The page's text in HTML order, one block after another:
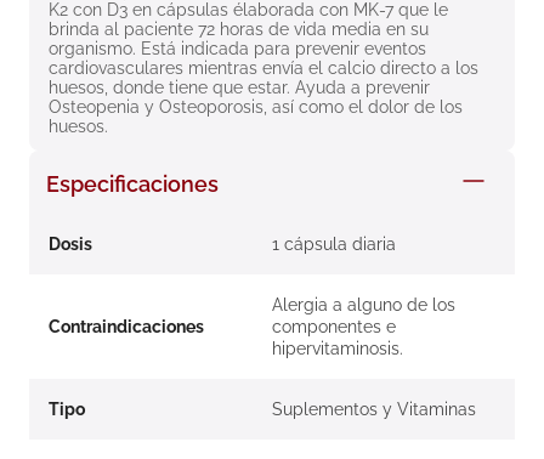
K2 con D3 en cápsulas élaborada con MK-7 que le
brinda al paciente 72 horas de vida media en su
organismo. Está indicada para prevenir eventos
cardiovasculares mientras envía el calcio directo a los
huesos, donde tiene que estar. Ayuda a prevenir
Osteopenia y Osteoporosis, así como el dolor de los
huesos.
Especificaciones
Dosis 1 cápsula diaria
Contraindicaciones
Alergia a alguno de los
componentes e
hipervitaminosis.
Tipo Suplementos y Vitaminas
9. nivea
10.pañales